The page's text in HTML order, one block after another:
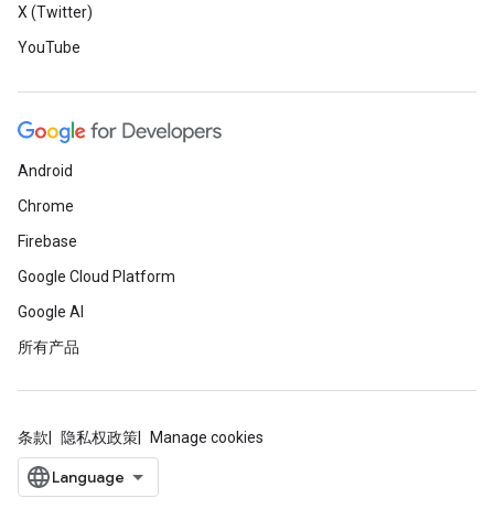
X (Twitter)
YouTube
Android
Chrome
Firebase
Google Cloud Platform
Google AI
所有产品
条款 隐私权政策 Manage cookies